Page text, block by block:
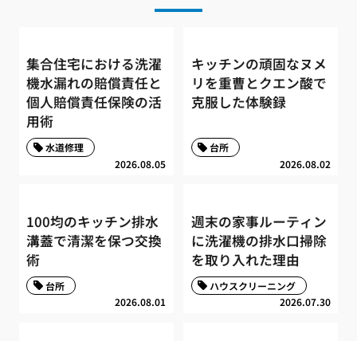
集合住宅における洗濯
機水漏れの賠償責任と
個人賠償責任保険の活
用術
2026.08.05
水道修理
キッチンの頑固なヌメ
リを重曹とクエン酸で
克服した体験録
2026.08.02
台所
100均のキッチン排水
溝蓋で清潔を保つ交換
術
2026.08.01
台所
週末の家事ルーティン
に洗濯機の排水口掃除
を取り入れた理由
2026.07.30
ハウスクリーニング